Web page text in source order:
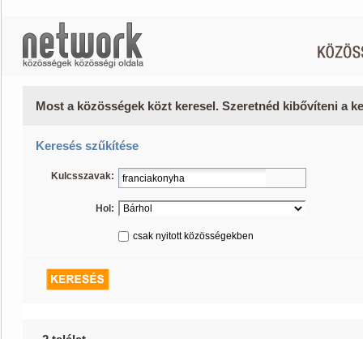
Most a közösségek közt keresel. Szeretnéd kibővíteni a
Keresés szűkítése
Kulcsszavak:
Hol:
csak nyitott közösségekben